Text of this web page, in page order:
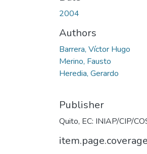
2004
Authors
Barrera, Víctor Hugo
Merino, Fausto
Heredia, Gerardo
Publisher
Quito, EC: INIAP/CIP/